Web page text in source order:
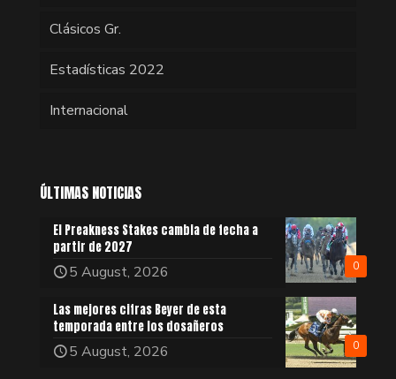
Clásicos Gr.
Estadísticas 2022
Internacional
ÚLTIMAS NOTICIAS
0
El Preakness Stakes cambia de fecha a
partir de 2027
5 August, 2026
0
Las mejores cifras Beyer de esta
temporada entre los dosañeros
5 August, 2026